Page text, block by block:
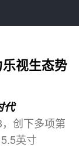
视生态势
代
创下多项第
英寸